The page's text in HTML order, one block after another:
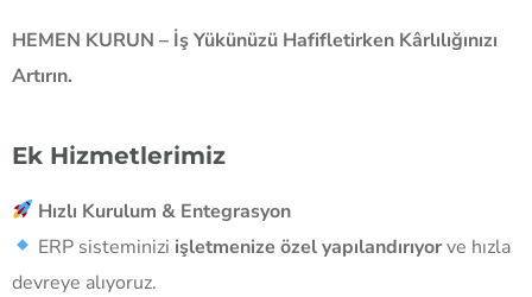
HEMEN KURUN – İş Yükünüzü Hafifletirken Kârlılığınızı
Artırın.
Ek Hizmetlerimiz
Hızlı Kurulum & Entegrasyon
ERP sisteminizi işletmenize özel yapılandırıyorve hızla
devreye alıyoruz.